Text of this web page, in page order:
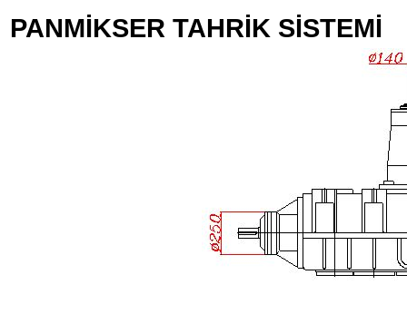
PANMİKSER TAHRİK SİSTEMİ